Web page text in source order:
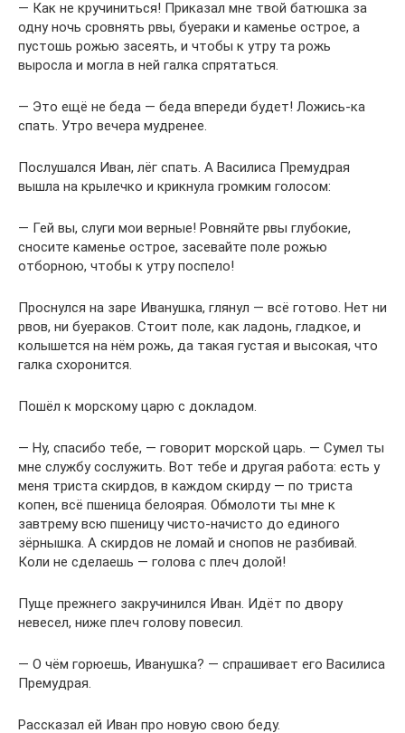
— Как не кручиниться! Приказал мне твой батюшка за
одну ночь сровнять рвы, буераки и каменье острое, а
пустошь рожью засеять, и чтобы к утру та рожь
выросла и могла в ней галка спрятаться.
— Это ещё не беда — беда впереди будет! Ложись-ка
спать. Утро вечера мудренее.
Послушался Иван, лёг спать. А Василиса Премудрая
вышла на крылечко и крикнула громким голосом:
— Гей вы, слуги мои верные! Ровняйте рвы глубокие,
сносите каменье острое, засевайте поле рожью
отборною, чтобы к утру поспело!
Проснулся на заре Иванушка, глянул — всё готово. Нет ни
рвов, ни буераков. Стоит поле, как ладонь, гладкое, и
колышется на нём рожь, да такая густая и высокая, что
галка схоронится.
Пошёл к морскому царю с докладом.
— Ну, спасибо тебе, — говорит морской царь. — Сумел ты
мне службу сослужить. Вот тебе и другая работа: есть у
меня триста скирдов, в каждом скирду — по триста
копен, всё пшеница белоярая. Обмолоти ты мне к
завтрему всю пшеницу чисто-начисто до единого
зёрнышка. А скирдов не ломай и снопов не разбивай.
Коли не сделаешь — голова с плеч долой!
Пуще прежнего закручинился Иван. Идёт по двору
невесел, ниже плеч голову повесил.
— О чём горюешь, Иванушка? — спрашивает его Василиса
Премудрая.
Рассказал ей Иван про новую свою беду.